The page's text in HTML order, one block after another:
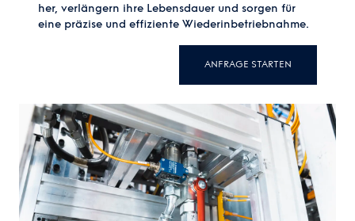
her, verlängern ihre Lebensdauer und sorgen für
eine präzise und effiziente Wiederinbetriebnahme.
ANFRAGE STARTEN